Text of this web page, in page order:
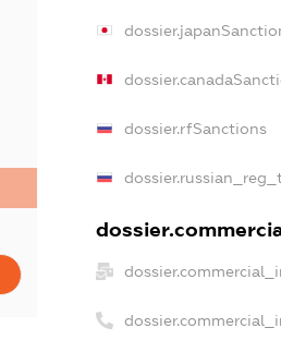
dossier.rfSanctions